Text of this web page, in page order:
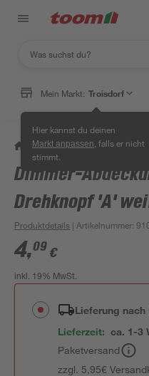
Mein Markt: Troisdorf
Hier kannst du deinen
Markt anpassen , falls er nicht
stimmt.
/ Bauen & Renovieren /
Dimmer-
Drehknopf 'A'
Produktdetails | Artikelnummer:
4,09 €
inkl. 19% MwSt.
Lieferung nach
Lieferzeit: ca. 1-3
Paketversand
zzgl. 5,95€